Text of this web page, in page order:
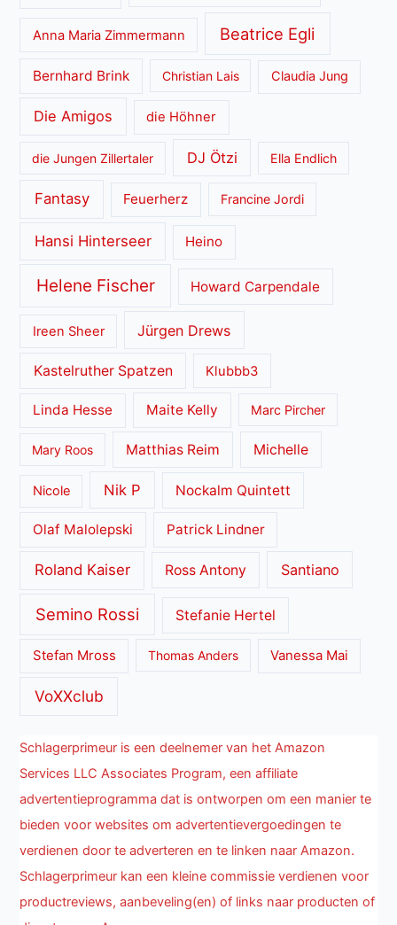
Anna Maria Zimmermann Beatrice Egli
Bernhard Brink Christian Lais Claudia Jung
Die Amigos die Höhner
die Jungen Zillertaler DJ Ötzi Ella Endlich
Fantasy Feuerherz Francine Jordi
Hansi Hinterseer Heino
Helene Fischer Howard Carpendale
Ireen Sheer Jürgen Drews
Kastelruther Spatzen Klubbb3
Linda Hesse Maite Kelly Marc Pircher
Mary Roos Matthias Reim Michelle
Nicole Nik P Nockalm Quintett
Olaf Malolepski Patrick Lindner
Roland Kaiser Ross Antony Santiano
Semino Rossi Stefanie Hertel
Stefan Mross Thomas Anders Vanessa Mai
VoXXclub
Schlagerprimeur is een deelnemer van het Amazon
Services LLC Associates Program, een affiliate
advertentieprogramma dat is ontworpen om een manier te
bieden voor websites om advertentievergoedingen te
verdienen door te adverteren en te linken naar Amazon.
Schlagerprimeur kan een kleine commissie verdienen voor
productreviews, aanbeveling(en) of links naar producten of